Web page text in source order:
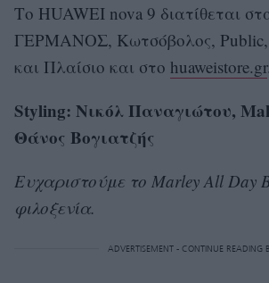
Το HUAWEI nova 9 διατίθεται
ΓΕΡΜΑΝΟΣ, Κωτσόβολος, Public,
και Πλαίσιο και στο huaweistore.gr.
Styling: Νικόλ Παναγιώτου,
Θάνος Βογιατζής
Ευχαριστούμε το Marley All Day
φιλοξενία.
ADVERTISEMENT - CONTINUE READING